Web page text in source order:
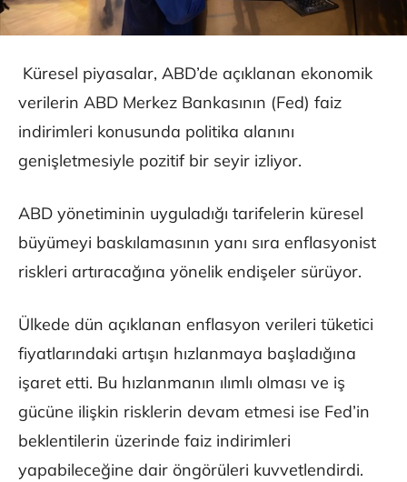
Küresel piyasalar, ABD’de açıklanan ekonomik
verilerin ABD Merkez Bankasının (Fed) faiz
indirimleri konusunda politika alanını
genişletmesiyle pozitif bir seyir izliyor.
ABD yönetiminin uyguladığı tarifelerin küresel
büyümeyi baskılamasının yanı sıra enflasyonist
riskleri artıracağına yönelik endişeler sürüyor.
Ülkede dün açıklanan enflasyon verileri tüketici
fiyatlarındaki artışın hızlanmaya başladığına
işaret etti. Bu hızlanmanın ılımlı olması ve iş
gücüne ilişkin risklerin devam etmesi ise Fed’in
beklentilerin üzerinde faiz indirimleri
yapabileceğine dair öngörüleri kuvvetlendirdi.